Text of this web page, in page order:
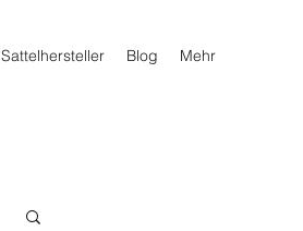
Sattelhersteller Blog Mehr